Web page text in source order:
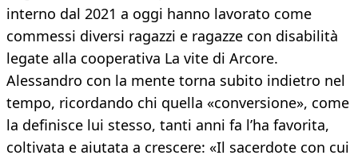
interno dal 2021 a oggi hanno lavorato come
commessi diversi ragazzi e ragazze con disabilità
legate alla cooperativa La vite di Arcore.
Alessandro con la mente torna subito indietro nel
tempo, ricordando chi quella «conversione», come
la definisce lui stesso, tanti anni fa l’ha favorita,
coltivata e aiutata a crescere: «Il sacerdote con cui